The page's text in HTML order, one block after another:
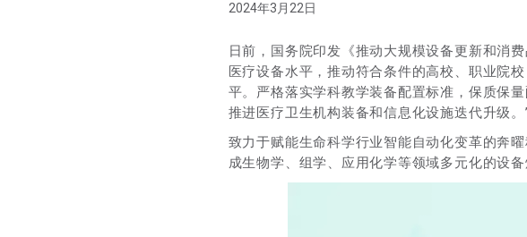
2024年3月22日
日前，国务院印发《推动大规模设备更新和消
医疗设备水平，推动符合条件的高校、职业院
平。严格落实学科教学装备配置标准，保质保
推进医疗卫生机构装备和信息化设施迭代升级。
致力于赋能生命科学行业智能自动化变革的奔
成生物学、组学、应用化学等领域多元化的设